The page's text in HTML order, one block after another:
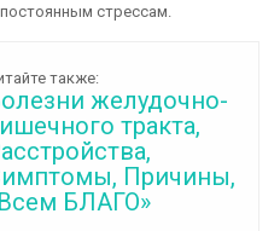
стрессам.
также:
желудочно-
тракта,
Причины,
БЛАГО»